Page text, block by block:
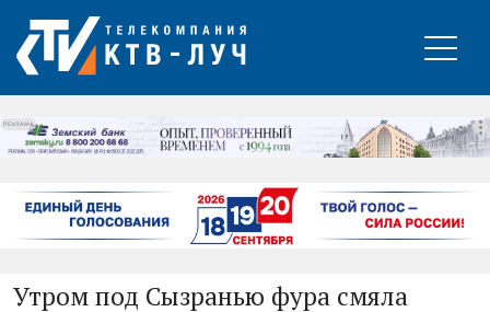
РЕКЛАМА
Утром под Сызранью фура смяла